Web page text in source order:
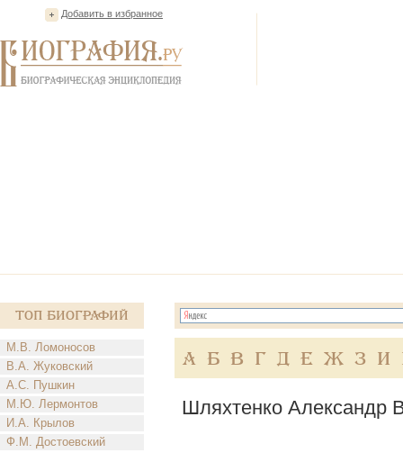
Добавить в избранное
Топ Биографий
М.В. Ломоносов
В.А. Жуковский
А.С. Пушкин
М.Ю. Лермонтов
И.А. Крылов
Ф.М. Достоевский
А Б В Г Д Е Ж З И
Шляхтенко Александр